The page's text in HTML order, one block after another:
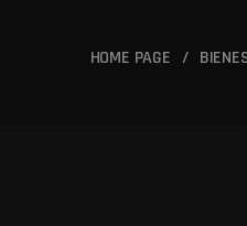
HOME PAGE /